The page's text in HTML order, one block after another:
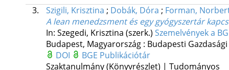
3.
Szigili, Krisztina ; Dobák, Dóra ; Forman,
A lean menedzsment és egy gyógyszertár
In: Szegedi, Krisztina (szerk.) Szemelvények a
Budapest, Magyarország : Budapesti
DOI
BGE Publikációtár
Szaktanulmány (Könyvrészlet) | Tudományos